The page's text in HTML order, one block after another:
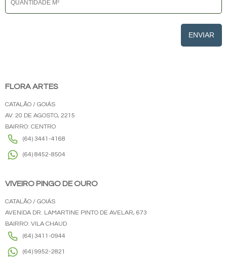
ENVIAR
FLORA ARTES
CATALÃO / GOIÁS
AV. 20 DE AGOSTO, 2215
BAIRRO: CENTRO
(64) 3441-4168
(64) 8452-8504
VIVEIRO PINGO DE OURO
CATALÃO / GOIÁS
AVENIDA DR. LAMARTINE PINTO DE AVELAR, 673
BAIRRO: VILA CHAUD
(64) 3411-0944
(64) 9952-2821